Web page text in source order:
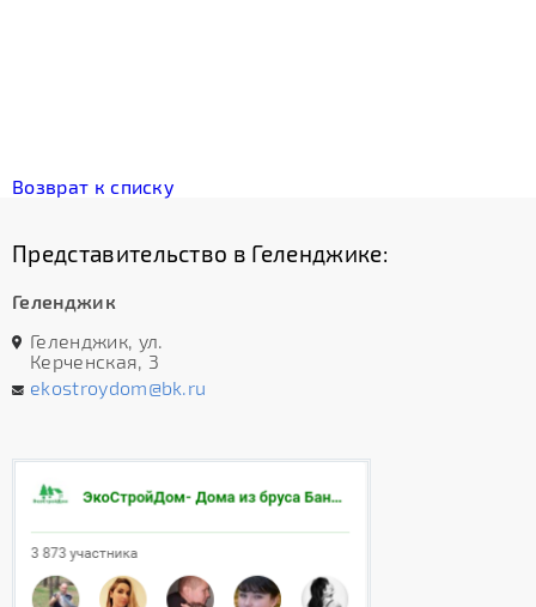
Возврат к списку
Представительство в Геленджике:
Геленджик
Геленджик, ул.
Керченская, 3
ekostroydom@bk.ru